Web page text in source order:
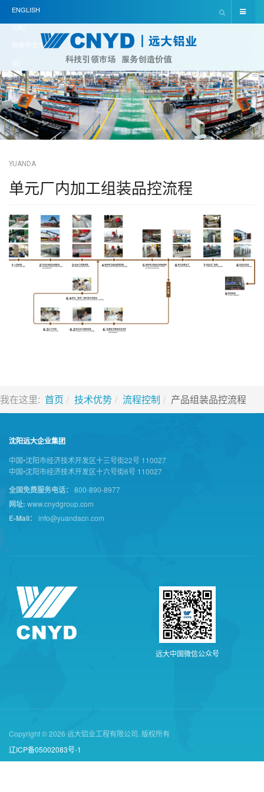
ENGLISH
(UK)
简体中文(中
国)
YUANDA
单元厂内加工组装品控流程
我在这里: 首页 技术优势 流程控制 产品组装品控流程
沈阳远大企业集团
中国•沈阳市经济技术开发区十三号街22号 110027
中国•沈阳市经济技术开发区十六号街6号 110027
全国免费服务电话： 800-890-8977
网址: www.cnydgroup.com
E-Mail： info@yuandacn.com
远大中 国微信公众号
Copyright © 2026 远大铝业工程有限公司. 版权所有
辽ICP备05002083号-1